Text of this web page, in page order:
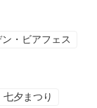
・ビアフェス
七夕まつり